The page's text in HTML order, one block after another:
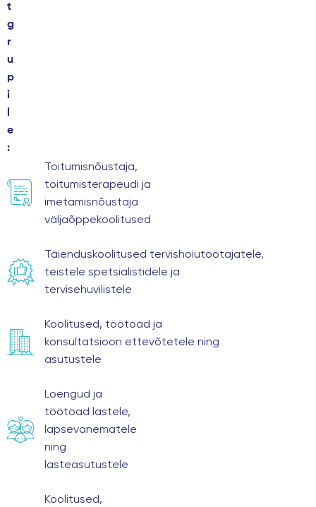
t
g
r
u
p
i
e
:
Toitumisnõustaja,
toitumisterapeudi ja
imetamisnõustaja
väljaõppekoolitused
Täienduskoolitused tervishoiutöötajatele,
teistele spetsialistidele ja
tervisehuvilistele
Koolitused, töötoad ja
konsultatsioon ettevõtetele ning
asutustele
Loengud ja
töötoad lastele,
lapsevanematele
ning
lasteasutustele
Koolitused,